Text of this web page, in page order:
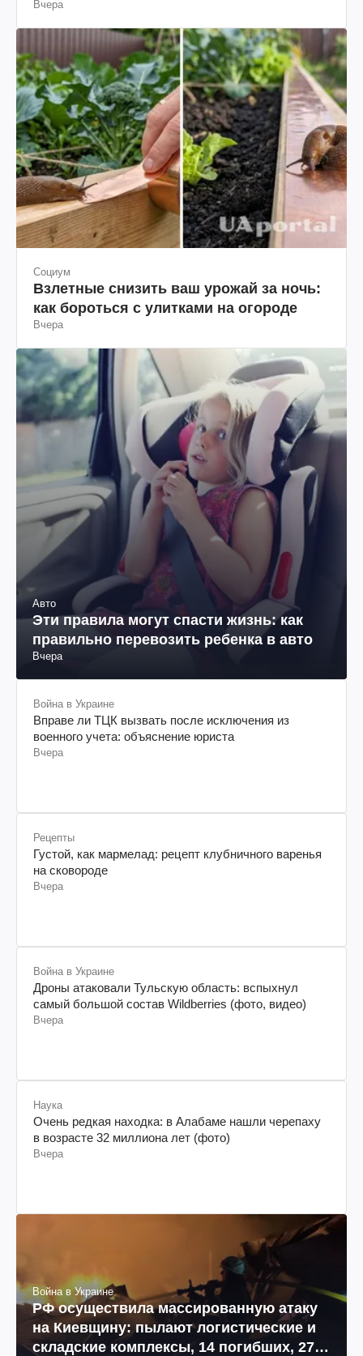
Вчера
Социум
Взлетные снизить ваш урожай за ночь:
как бороться с улитками на огороде
Вчера
Авто
Эти правила могут спасти жизнь: как
правильно перевозить ребенка в авто
Вчера
Война в Украине
Вправе ли ТЦК вызвать после исключения из
военного учета: объяснение юриста
Вчера
Рецепты
Густой, как мармелад: рецепт клубничного варенья
на сковороде
Вчера
Война в Украине
Дроны атаковали Тульскую область: вспыхнул
самый большой состав Wildberries (фото, видео)
Вчера
Наука
Очень редкая находка: в Алабаме нашли черепаху
в возрасте 32 миллиона лет (фото)
Вчера
Война в Украине
РФ осуществила массированную атаку
на Киевщину: пылают логистические и
складские комплексы, 14 погибших, 27